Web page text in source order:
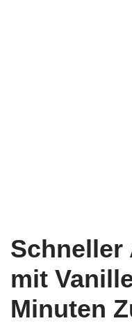
Schneller
mit
Minuten